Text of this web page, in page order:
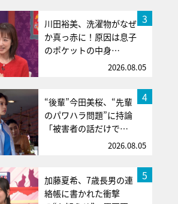
3
川田裕美、洗濯物がなぜ
か真っ赤に！原因は息子
のポケットの中身…
2026.08.05
4
“後輩”今田美桜、“先輩
のパワハラ問題”に持論
「被害者の話だけで…
2026.08.05
5
加藤夏希、7歳長男の連
絡帳に書かれた衝撃